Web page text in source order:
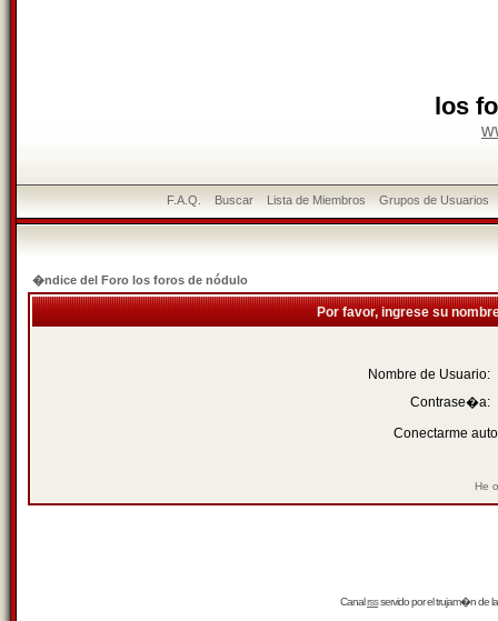
los
F.A.Q. Buscar Lista de Miembros Grupos de Usuarios
�ndice del Foro los foros de nódulo
Por favor, ingrese su
Nombre de Usuario:
Contrase�a:
Conectarme
He
Canalrssservido por eltrujam�nde